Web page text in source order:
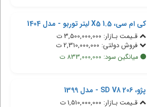
کی ام سی، X5 1.5 لیتر توربو - مدل 1404
قـیمت بـازار: 3,500,000,000 ت
فروش دولتی: 2,310,000,000 ت
میانگین سود: 833,000,000 ت
پژو، 206 SD V8 - مدل 1399
قـیمت بـازار: 1,510,000,000 ت